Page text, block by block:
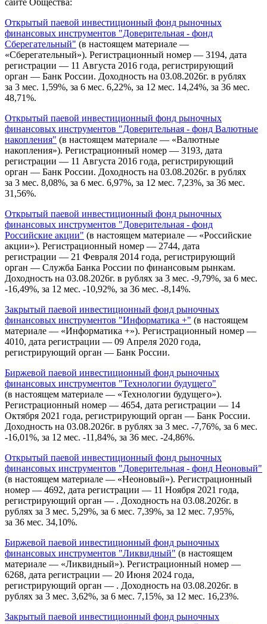
Открытый паевой инвестиционный фонд рыночных
финансовых инструментов "Доверительная - фонд
Сберегательный" (в настоящем материале —
«Сберегательный»). Регистрационный номер — 3194, дата
регистрации — 11 Августа 2016 года, регистрирующий
орган — Банк России. Доходность на 03.08.2026г. в рублях
за 3 мес. 1,59%, за 6 мес. 6,22%, за 12 мес. 14,24%, за 36 мес.
48,71%.
Открытый паевой инвестиционный фонд рыночных
финансовых инструментов "Доверительная - фонд Валютные
накопления" (в настоящем материале — «Валютные
накопления»). Регистрационный номер — 3193, дата
регистрации — 11 Августа 2016 года, регистрирующий
орган — Банк России. Доходность на 03.08.2026г. в рублях
за 3 мес. 8,08%, за 6 мес. 6,97%, за 12 мес. 7,23%, за 36 мес.
31,56%.
Открытый паевой инвестиционный фонд рыночных
финансовых инструментов "Доверительная - фонд
Российские акции" (в настоящем материале — «Российские
акции»). Регистрационный номер — 2744, дата
регистрации — 21 Февраля 2014 года, регистрирующий
орган — Служба Банка России по финансовым рынкам.
Доходность на 03.08.2026г. в рублях за 3 мес. -9,79%, за 6 мес.
-16,49%, за 12 мес. -10,92%, за 36 мес. -8,14%.
Закрытый паевой инвестиционный фонд рыночных
финансовых инструментов "Информатика +" (в настоящем
материале — «Информатика +»). Регистрационный номер —
4010, дата регистрации — 09 Апреля 2020 года,
регистрирующий орган — Банк России.
Биржевой паевой инвестиционный фонд рыночных
финансовых инструментов "Технологии будущего"
(в настоящем материале — «Технологии будущего»).
Регистрационный номер — 4654, дата регистрации — 14
Октября 2021 года, регистрирующий орган — Банк России.
Доходность на 03.08.2026г. в рублях за 3 мес. -7,76%, за 6 мес.
-16,01%, за 12 мес. -11,84%, за 36 мес. -24,86%.
Открытый паевой инвестиционный фонд рыночных
финансовых инструментов "Доверительная - фонд Неоновый"
(в настоящем материале — «Неоновый»). Регистрационный
номер — 4692, дата регистрации — 11 Ноября 2021 года,
регистрирующий орган — . Доходность на 03.08.2026г. в
рублях за 3 мес. 5,29%, за 6 мес. 7,39%, за 12 мес. 7,95%,
за 36 мес. 34,10%.
Биржевой паевой инвестиционный фонд рыночных
финансовых инструментов "Ликвидный" (в настоящем
материале — «Ликвидный»). Регистрационный номер —
6268, дата регистрации — 20 Июня 2024 года,
регистрирующий орган — . Доходность на 03.08.2026г. в
рублях за 3 мес. 3,62%, за 6 мес. 7,15%, за 12 мес. 16,23%.
Закрытый паевой инвестиционный фонд рыночных